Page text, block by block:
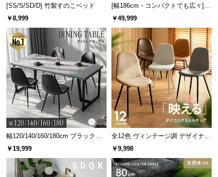
[SS/S/SD/D] 竹製すのこベッド
￥8,999
[幅186cm・コンパクトでも広々] 3
人掛けソファベッド リクライニン
￥49,999
幅120/140/160/180cm ブラックフ
レーム ダイニング 大理石調 4人掛
￥19,999
全12色 ヴィンテージ調 デザイナー
ズシェルチェア
￥9,998